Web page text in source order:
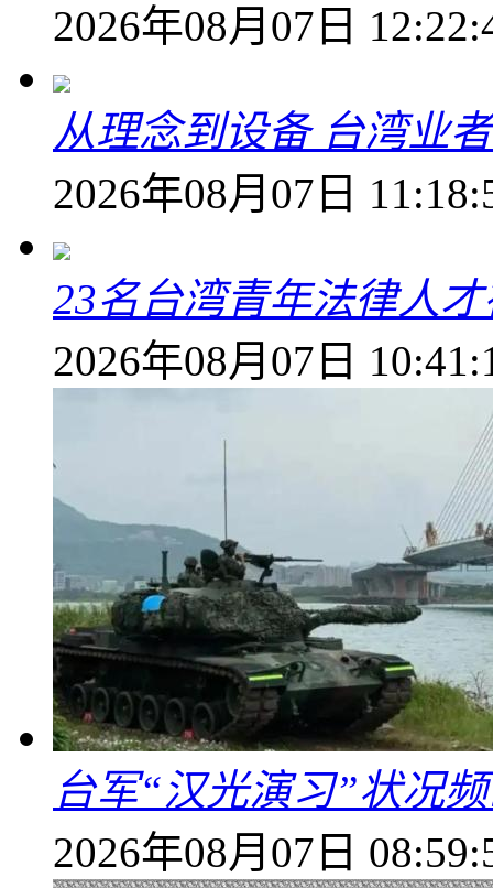
2026年08月07日
从理念到设备 台湾业
2026年08月07日
23名台湾青年法律人
2026年08月07日
台军“汉光演习”状况
2026年08月07日